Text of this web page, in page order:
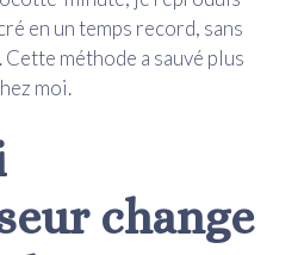
en un temps record, sans
méthode a sauvé plus
moi.
change